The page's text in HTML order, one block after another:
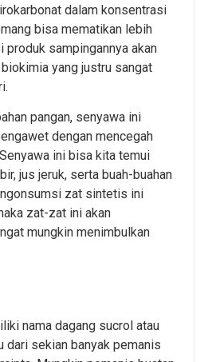
dalam konsentrasi
bisa mematikan lebih
produk sampingannya akan
yang justru sangat
pangan, senyawa ini
dengan mencegah
ini bisa kita temui
jus jeruk, serta buah-buahan
zat sintetis ini
zat-zat ini akan
mungkin menimbulkan
nama dagang sucrol atau
dari sekian banyak pemanis